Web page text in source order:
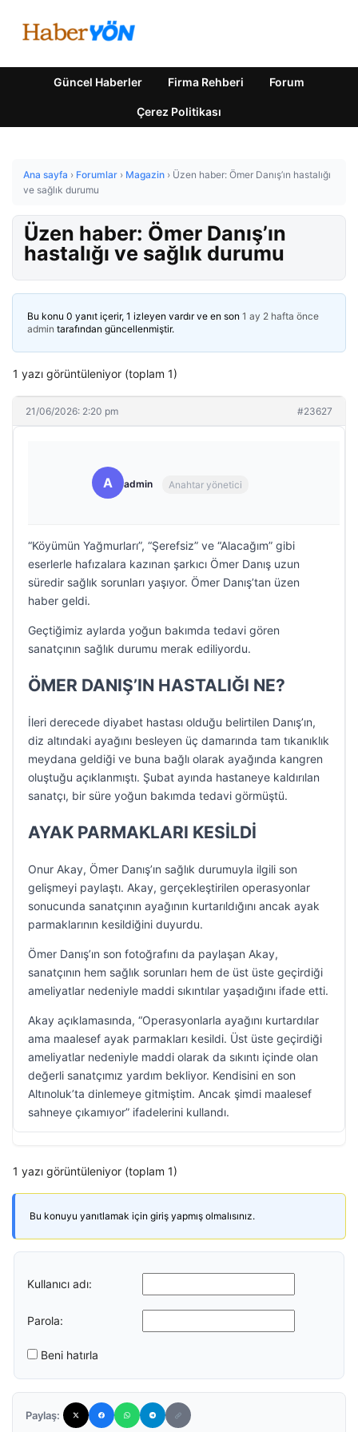
Güncel Haberler Firma Rehberi Forum
Çerez Politikası
Ana sayfa › Forumlar › Magazin › Üzen haber: Ömer Danış’ın hastalığı
ve sağlık durumu
Üzen haber: Ömer Danış’ın
hastalığı ve sağlık durumu
Bu konu 0 yanıt içerir, 1 izleyen vardır ve en son 1 ay 2 hafta önce
admin tarafından güncellenmiştir.
1 yazı görüntüleniyor (toplam 1)
21/06/2026: 2:20 pm #23627
A admin Anahtar yönetici
“Köyümün Yağmurları”, “Şerefsiz” ve “Alacağım” gibi
eserlerle hafızalara kazınan şarkıcı Ömer Danış uzun
süredir sağlık sorunları yaşıyor. Ömer Danış’tan üzen
haber geldi.
Geçtiğimiz aylarda yoğun bakımda tedavi gören
sanatçının sağlık durumu merak ediliyordu.
ÖMER DANIŞ’IN HASTALIĞI NE?
İleri derecede diyabet hastası olduğu belirtilen Danış’ın,
diz altındaki ayağını besleyen üç damarında tam tıkanıklık
meydana geldiği ve buna bağlı olarak ayağında kangren
oluştuğu açıklanmıştı. Şubat ayında hastaneye kaldırılan
sanatçı, bir süre yoğun bakımda tedavi görmüştü.
AYAK PARMAKLARI KESİLDİ
Onur Akay, Ömer Danış’ın sağlık durumuyla ilgili son
gelişmeyi paylaştı. Akay, gerçekleştirilen operasyonlar
sonucunda sanatçının ayağının kurtarıldığını ancak ayak
parmaklarının kesildiğini duyurdu.
Ömer Danış’ın son fotoğrafını da paylaşan Akay,
sanatçının hem sağlık sorunları hem de üst üste geçirdiği
ameliyatlar nedeniyle maddi sıkıntılar yaşadığını ifade etti.
Akay açıklamasında, “Operasyonlarla ayağını kurtardılar
ama maalesef ayak parmakları kesildi. Üst üste geçirdiği
ameliyatlar nedeniyle maddi olarak da sıkıntı içinde olan
değerli sanatçımız yardım bekliyor. Kendisini en son
Altınoluk’ta dinlemeye gitmiştim. Ancak şimdi maalesef
sahneye çıkamıyor” ifadelerini kullandı.
1 yazı görüntüleniyor (toplam 1)
Bu konuyu yanıtlamak için giriş yapmış olmalısınız.
Kullanıcı adı:
Parola:
Beni hatırla
Paylaş: